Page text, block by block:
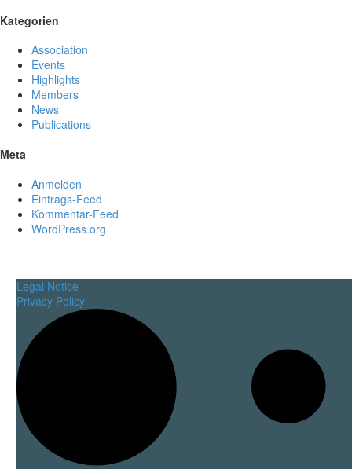
Kategorien
Association
Events
Highlights
Members
News
Publications
Meta
Anmelden
Eintrags-Feed
Kommentar-Feed
WordPress.org
Legal Notice
Privacy Policy